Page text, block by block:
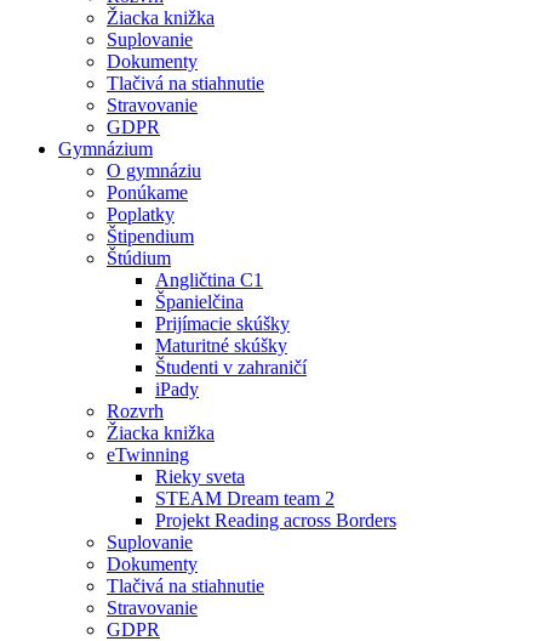
Žiacka knižka
Suplovanie
Dokumenty
Tlačivá na stiahnutie
Stravovanie
GDPR
Gymnázium
O gymnáziu
Ponúkame
Poplatky
Štipendium
Štúdium
Angličtina C1
Španielčina
Prijímacie skúšky
Maturitné skúšky
Študenti v zahraničí
iPady
Rozvrh
Žiacka knižka
eTwinning
Rieky sveta
STEAM Dream team 2
Projekt Reading across Borders
Suplovanie
Dokumenty
Tlačivá na stiahnutie
Stravovanie
GDPR